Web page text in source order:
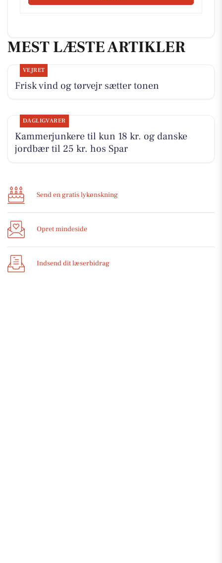
MEST LÆSTE ARTIKLER
VEJRET
Frisk vind og tørvejr sætter tonen
DAGLIGVARER
Kammerjunkere til kun 18 kr. og danske
jordbær til 25 kr. hos Spar
Send en gratis lykønskning
Opret mindeside
Indsend dit læserbidrag